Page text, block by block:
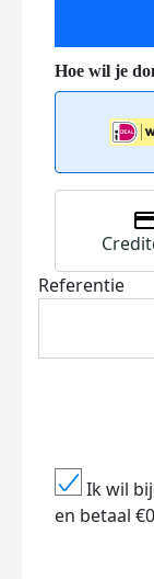
Referentie
Ik wil
en betaal